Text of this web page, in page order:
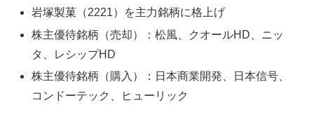
岩塚製菓（2221）を主力銘柄に格上げ
株主優待銘柄（売却）：松風、クオールHD、ニッ
タ、レシップHD
株主優待銘柄（購入）：日本商業開発、日本信号、
コンドーテック、ヒューリック